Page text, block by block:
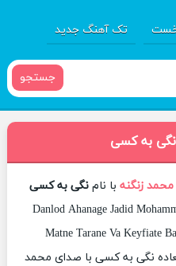
تک آهنگ جدید
جستجو
نگی به کسی
محمد زنگنه با نامنگی به کسی
Danlod Ahanage Jadid
Matne Tarane Va Keyfiate
نگی به کسی با صدای محمد